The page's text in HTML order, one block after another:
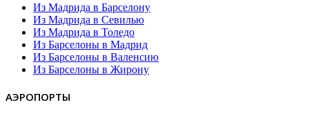
Из Мадрида в Барселону
Из Мадрида в Севилью
Из Мадрида в Толедо
Из Барселоны в Мадрид
Из Барселоны в Валенсию
Из Барселоны в Жирону
АЭРОПОРТЫ